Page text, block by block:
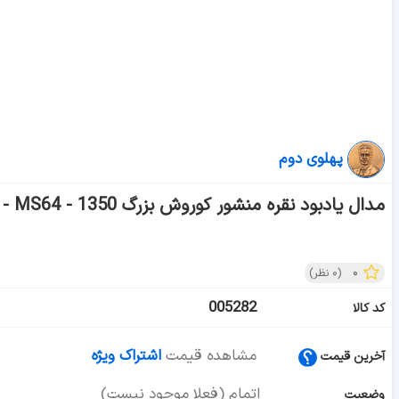
پهلوی دوم
مدال یادبود نقره منشور کوروش بزرگ 1350 - MS64 - محمد رضا شاه
۰ (۰ نظر)
کد کالا 005282
آخرین قیمت مشاهده قیمت اشتراک ویژه
اتمام (فعلا موجود نیست)